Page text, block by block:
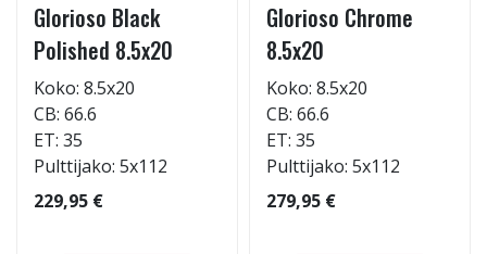
Glorioso Black
Polished 8.5x20
Koko: 8.5x20
CB: 66.6
ET: 35
Pulttijako: 5x112
229,95 €
Glorioso Chrome
8.5x20
Koko: 8.5x20
CB: 66.6
ET: 35
Pulttijako: 5x112
279,95 €